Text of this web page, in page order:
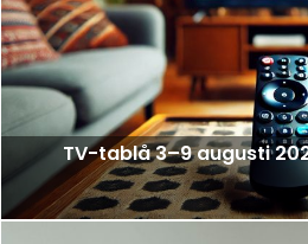
TV-tablå 3–9 augusti